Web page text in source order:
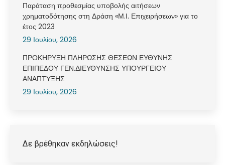
Παράταση προθεσμίας υποβολής αιτήσεων
χρηματοδότησης στη Δράση «Μ.Ι. Επιχειρήσεων» για το
έτος 2023
29 Ιουλίου, 2026
ΠΡΟΚΗΡΥΞΗ ΠΛΗΡΩΣΗΣ ΘΕΣΕΩΝ ΕΥΘΥΝΗΣ
ΕΠΙΠΕΔΟΥ ΓΕΝ.ΔΙΕΥΘΥΝΣΗΣ ΥΠΟΥΡΓΕΙΟΥ
ΑΝΑΠΤΥΞΗΣ
29 Ιουλίου, 2026
Δε βρέθηκαν εκδηλώσεις!